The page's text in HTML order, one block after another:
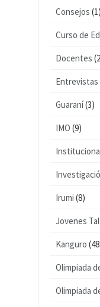
Consejos (1)
Curso de
Docentes
Entrevistas
Guaraní(3)
IMO (9)
Irumi (8)
Jovenes
Kanguro
Olimpiada
Olimpiada